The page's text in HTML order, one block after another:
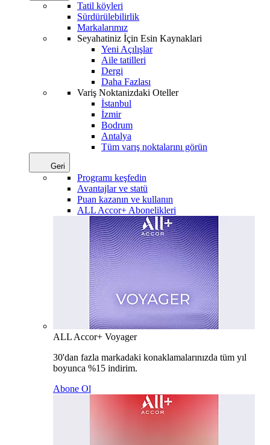
Tatil köyleri
Sürdürülebilirlik
Markalarımız
Seyahatiniz İçin Esin Kaynaklari
Yeni Açılışlar
Aile tatilleri
Dergi
Daha Fazlası
Variş Noktanizdaki Oteller
İstanbul
İzmir
Bodrum
Antalya
Tüm varış noktalarını görün
Geri
Programı keşfedin
Avantajlar ve statü
Puan kazanın ve kullanın
ALL Accor+ Abonelikleri
ALL Accor+ Voyager
30'dan fazla markadaki konaklamalarınızda tüm yıl
boyunca %15 indirim.
Abone Ol